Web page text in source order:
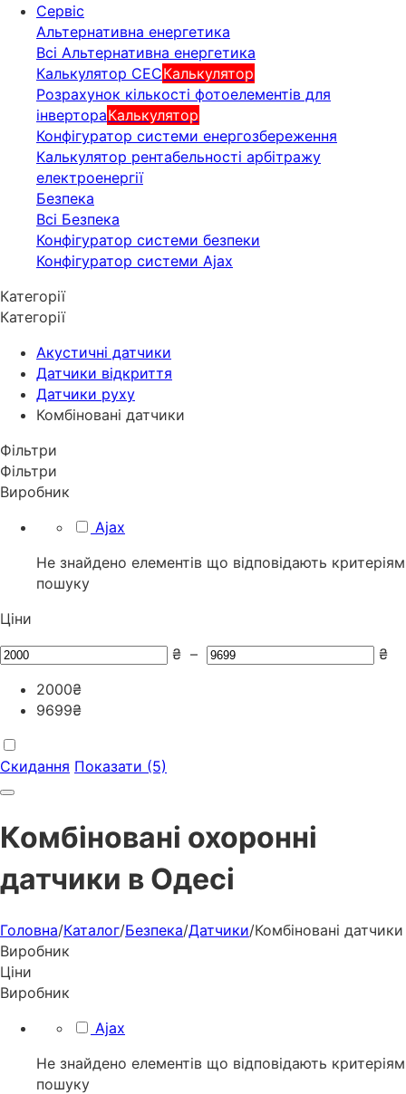
Сервіс
Альтернативна енергетика
Всі Альтернативна енергетика
Калькулятор СЕСКалькулятор
Розрахунок кількості фотоелементів для
інвертораКалькулятор
Конфігуратор системи енергозбереження
Калькулятор рентабельності арбітражу
електроенергії
Безпека
Всі Безпека
Конфігуратор системи безпеки
Конфігуратор системи Ajax
Категорії
Категорії
Акустичні датчики
Датчики відкриття
Датчики руху
Комбіновані датчики
Фільтри
Фільтри
Виробник
Ajax
Не знайдено елементів що відповідають критеріям
пошуку
Ціни
₴ –
₴
2000₴
9699₴
Скидання Показати (5)
Комбіновані охоронні
датчики в Одесі
Головна/Каталог/Безпека/Датчики/Комбіновані датчики
Виробник
Ціни
Виробник
Ajax
Не знайдено елементів що відповідають критеріям
пошуку